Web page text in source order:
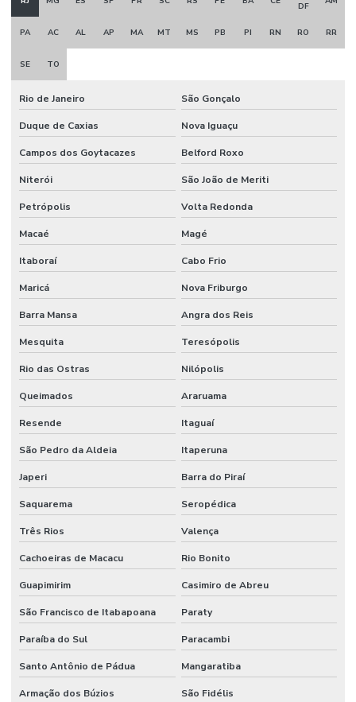
DF
PA AC AL AP MA MT MS PB PI RN RO RR
SE TO
Rio de Janeiro São Gonçalo
Duque de Caxias Nova Iguaçu
Campos dos Goytacazes Belford Roxo
Niterói São João de Meriti
Petrópolis Volta Redonda
Macaé Magé
Itaboraí Cabo Frio
Maricá Nova Friburgo
Barra Mansa Angra dos Reis
Mesquita Teresópolis
Rio das Ostras Nilópolis
Queimados Araruama
Resende Itaguaí
São Pedro da Aldeia Itaperuna
Japeri Barra do Piraí
Saquarema Seropédica
Três Rios Valença
Cachoeiras de Macacu Rio Bonito
Guapimirim Casimiro de Abreu
São Francisco de Itabapoana Paraty
Paraíba do Sul Paracambi
Santo Antônio de Pádua Mangaratiba
Armação dos Búzios São Fidélis